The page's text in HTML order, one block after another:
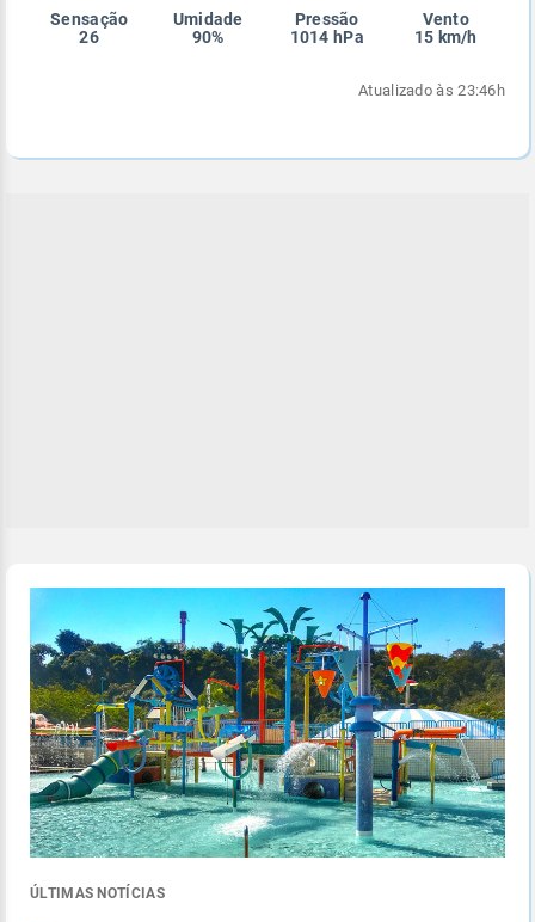
Sensação
26
Umidade
90%
Pressão
1014 hPa
Vento
15 km/h
Atualizado às 23:46h
ÚLTIMAS NOTÍCIAS
Enviar
Enviar
Enviar
Enviar
Enviar